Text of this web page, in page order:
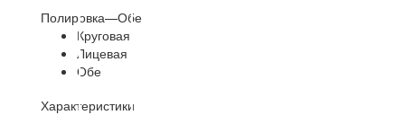
Полировка—Обе
Круговая
Лицевая
Обе
Характеристики